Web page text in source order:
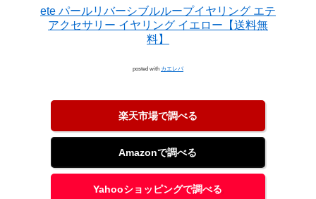
ete パールリバーシブルループイヤリング エテ
アクセサリー イヤリング イエロー【送料無
料】
posted with カエレバ
楽天市場で調べる
Amazonで調べる
Yahooショッピングで調べる